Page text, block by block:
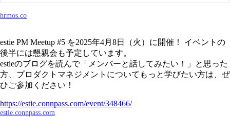
hrmos.co
estie PM Meetup #5 を2025年4月8日（火）に開催！ イベントの
後半には懇親会も予定しています。
estieのブログを読んで「メンバーと話してみたい！」と思った
方、プロダクトマネジメントについてもっと学びたい方は、ぜ
ひご参加ください！
https://estie.connpass.com/event/348466/
estie.connpass.com